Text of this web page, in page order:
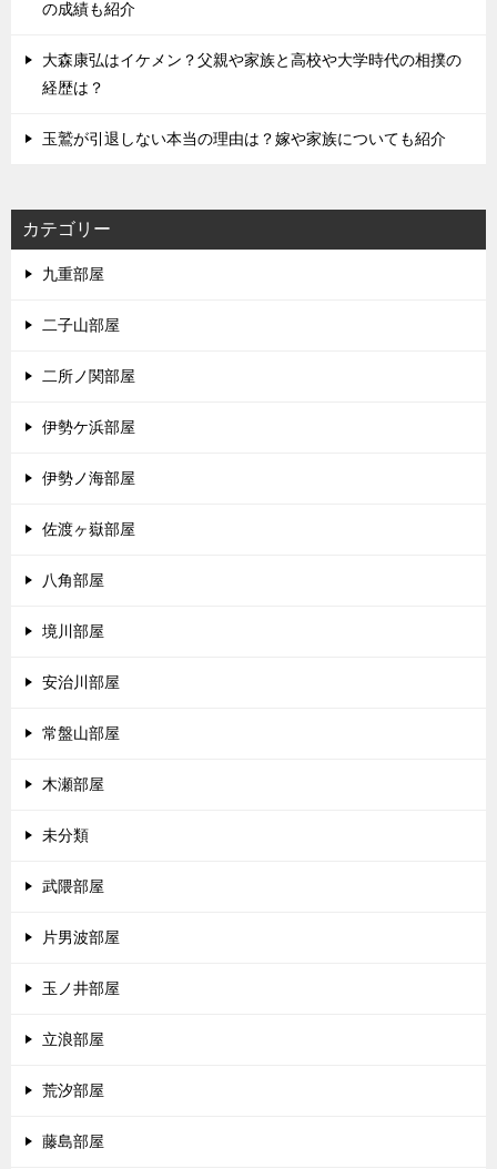
の成績も紹介
大森康弘はイケメン？父親や家族と高校や大学時代の相撲の
経歴は？
玉鷲が引退しない本当の理由は？嫁や家族についても紹介
カテゴリー
九重部屋
二子山部屋
二所ノ関部屋
伊勢ケ浜部屋
伊勢ノ海部屋
佐渡ヶ嶽部屋
八角部屋
境川部屋
安治川部屋
常盤山部屋
木瀬部屋
未分類
武隈部屋
片男波部屋
玉ノ井部屋
立浪部屋
荒汐部屋
藤島部屋